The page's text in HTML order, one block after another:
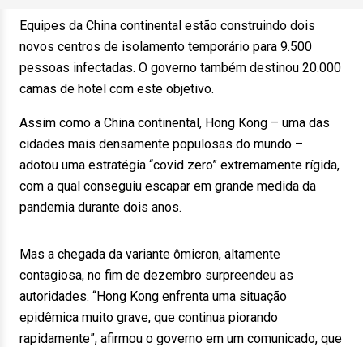
Equipes da China continental estão construindo dois
novos centros de isolamento temporário para 9.500
pessoas infectadas. O governo também destinou 20.000
camas de hotel com este objetivo.
Assim como a China continental, Hong Kong – uma das
cidades mais densamente populosas do mundo –
adotou uma estratégia “covid zero” extremamente rígida,
com a qual conseguiu escapar em grande medida da
pandemia durante dois anos.
Mas a chegada da variante ômicron, altamente
contagiosa, no fim de dezembro surpreendeu as
autoridades. “Hong Kong enfrenta uma situação
epidêmica muito grave, que continua piorando
rapidamente”, afirmou o governo em um comunicado, que